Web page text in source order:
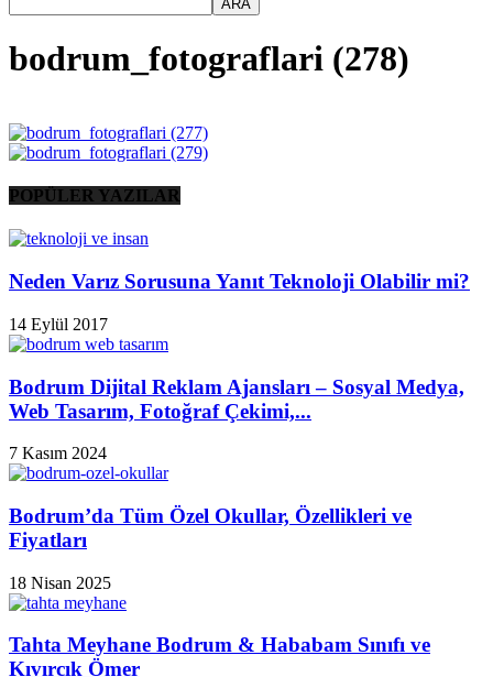
bodrum_fotograflari (278)
POPÜLER YAZILAR
Neden Varız Sorusuna Yanıt Teknoloji Olabilir mi?
14 Eylül 2017
Bodrum Dijital Reklam Ajansları – Sosyal Medya,
Web Tasarım, Fotoğraf Çekimi,...
7 Kasım 2024
Bodrum’da Tüm Özel Okullar, Özellikleri ve
Fiyatları
18 Nisan 2025
Tahta Meyhane Bodrum & Hababam Sınıfı ve
Kıvırcık Ömer